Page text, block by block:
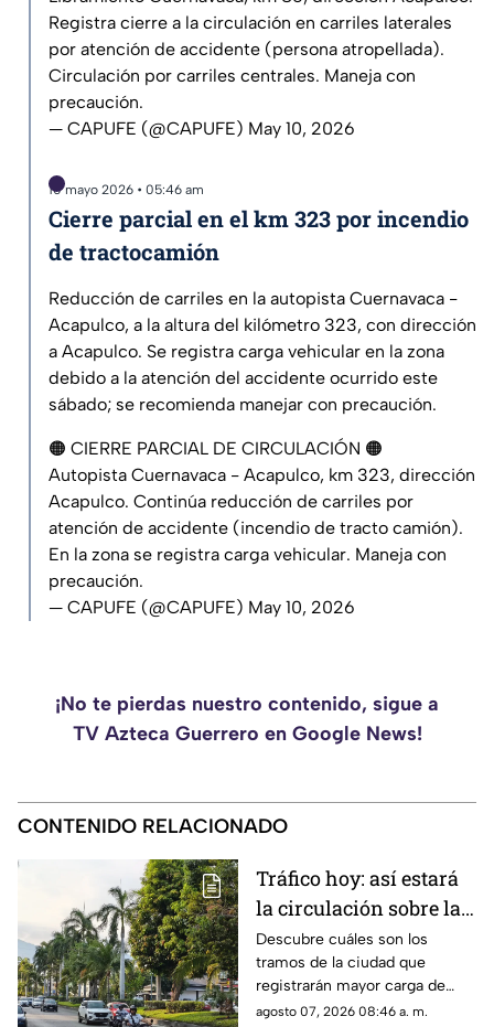
Registra cierre a la circulación en carriles laterales
por atención de accidente (persona atropellada).
Circulación por carriles centrales. Maneja con
precaución.
— CAPUFE (@CAPUFE) May 10, 2026
10 mayo 2026 • 05:46 am
Cierre parcial en el km 323 por incendio
de tractocamión
Reducción de carriles en la autopista Cuernavaca -
Acapulco, a la altura del kilómetro 323, con dirección
a Acapulco. Se registra carga vehicular en la zona
debido a la atención del accidente ocurrido este
sábado; se recomienda manejar con precaución.
🟠 CIERRE PARCIAL DE CIRCULACIÓN 🟠
Autopista Cuernavaca - Acapulco, km 323, dirección
Acapulco. Continúa reducción de carriles por
atención de accidente (incendio de tracto camión).
En la zona se registra carga vehicular. Maneja con
precaución.
— CAPUFE (@CAPUFE) May 10, 2026
¡No te pierdas nuestro contenido, sigue a
TV Azteca Guerrero en Google News!
CONTENIDO RELACIONADO
Tráfico hoy: así estará
la circulación sobre las
avenidas de Acapulco
Descubre cuáles son los
tramos de la ciudad que
registrarán mayor carga de
vehículos y las zonas donde el
agosto 07, 2026 08:46 a. m.